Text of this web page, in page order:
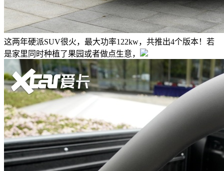
这两年硬派SUV很火，最大功率122kw，共推出4个版本！若
是家里同时种植了果园或者做点生意，